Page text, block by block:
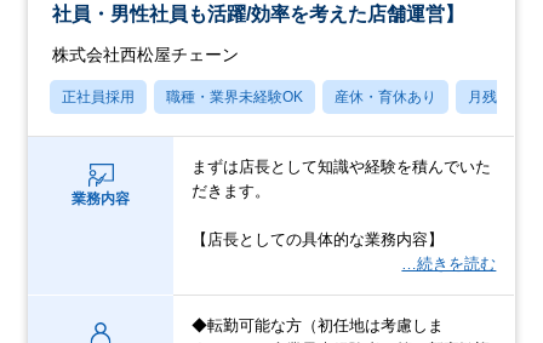
社員・男性社員も活躍/効率を考えた店舗運営】
株式会社西松屋チェーン
正社員採用 職種・業界未経験OK 産休・育休あり 月残業20
業務内容
まずは店長として知識や経験を積んでいた
だきます。
【店長としての具体的な業務内容】
…続きを読む
◆転勤可能な方（初任地は考慮しま